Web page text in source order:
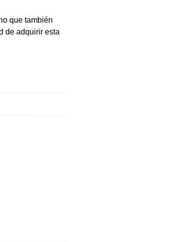
que también
de adquirir esta